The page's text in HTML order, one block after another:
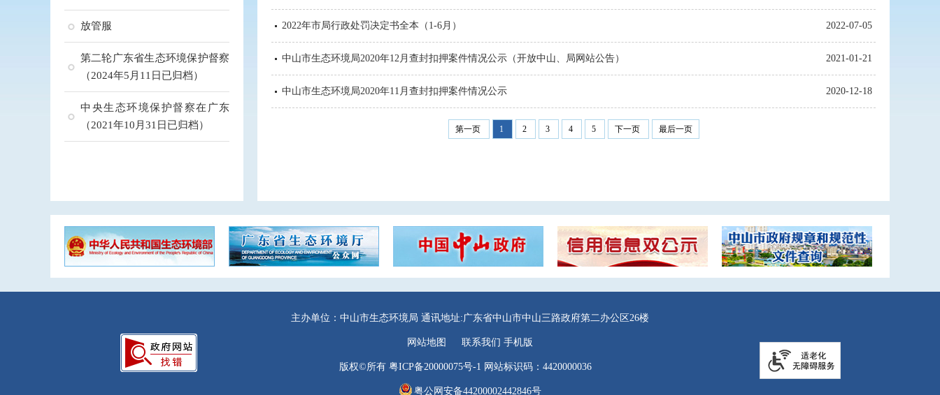
放管服
第二轮广东省生态环境保护督察
（2024年5月11日已归档）
中央生态环境保护督察在广东
（2021年10月31日已归档）
2022-07-05
2022年市局行政处罚决定书全本（1-6月）
2021-01-21
中山市生态环境局2020年12月查封扣押案件情况公示（开放中山、局网站公告）
2020-12-18
中山市生态环境局2020年11月查封扣押案件情况公示
第一页 1 2 3 4 5 下一页 最后一页
主办单位：中山市生态环境局 通讯地址:广东省中山市中山三路政府第二办公区26楼
网站地图 联系我们 手机版
版权©所有 粤ICP备20000075号-1 网站标识码：4420000036
粤公网安备44200002442846号